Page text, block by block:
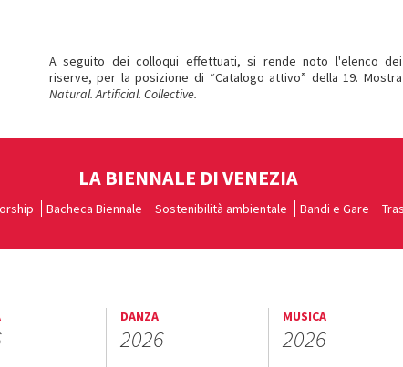
A seguito dei colloqui effettuati, si rende noto l'elenco dei
riserve, per la posizione di “Catalogo attivo” della 19.
Natural. Artificial. Collective.
LA BIENNALE DI VENEZIA
Bacheca Biennale Sostenibilità ambientale Bandi e Gare
DANZA
2026
MUSICA
2026